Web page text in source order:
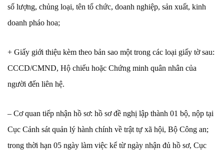
số lượng, chủng loại, tên tổ chức, doanh nghiệp, sản xuất, kinh
doanh pháo hoa;
+ Giấy giới thiệu kèm theo bản sao một trong các loại giấy tờ sau:
CCCD/CMND, Hộ chiếu hoặc Chứng minh quân nhân của
người đến liên hệ.
– Cơ quan tiếp nhận hồ sơ: hồ sơ đề nghị lập thành 01 bộ, nộp tại
Cục Cảnh sát quản lý hành chính về trật tự xã hội, Bộ Công an;
trong thời hạn 05 ngày làm việc kể từ ngày nhận đủ hồ sơ, Cục